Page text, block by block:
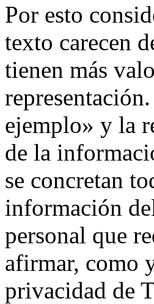
Por esto
texto carecen
tienen más
ejemplo» y la
de la
se concretan
información
personal que
afirmar, como
privacidad de